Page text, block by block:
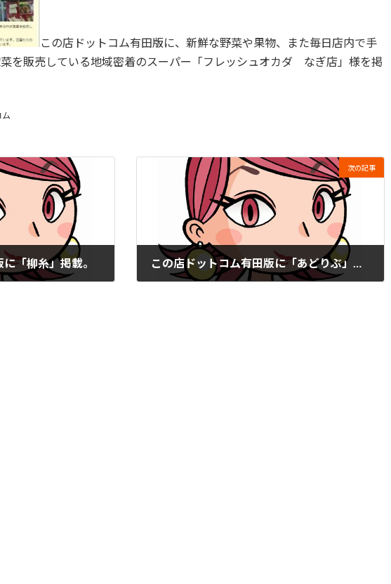
この店ドットコム有田版に、新鮮な野菜や果物、また毎日店内で手
を販売している地域密着のスーパー「フレッシュオカダ なぎ店」様を掲
ム
「柳糸」掲載。
次の記事